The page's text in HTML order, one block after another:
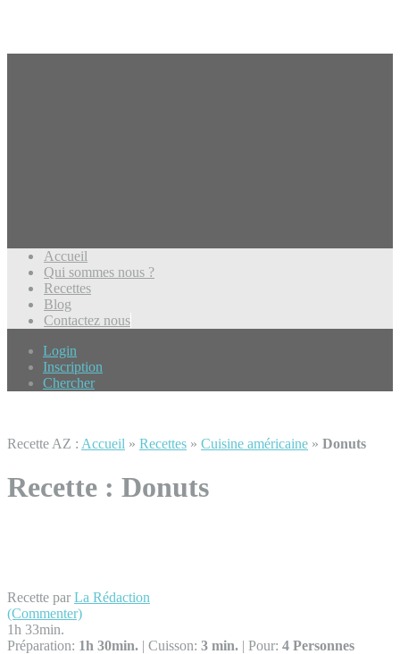
Accueil
Qui sommes nous ?
Recettes
Blog
Contactez nous
Login
Inscription
Chercher
Recette AZ : Accueil » Recettes » Cuisine américaine » Donuts
Recette : Donuts
Recette par La Rédaction
(Commenter)
1h 33min.
Préparation: 1h 30min. | Cuisson: 3 min. | Pour: 4 Personnes